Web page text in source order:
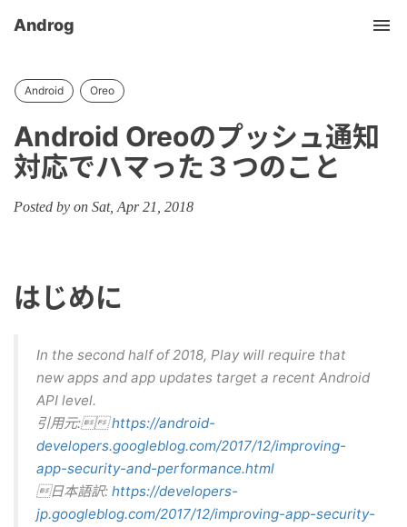
Androg
Android Oreo
Android Oreoのプッシュ通知
対応でハマった３つのこと
Posted by on Sat, Apr 21, 2018
はじめに
In the second half of 2018, Play will require that
new apps and app updates target a recent Android
API level.
引用元: https://android-
developers.googleblog.com/2017/12/improving-
app-security-and-performance.html
日本語訳: https://developers-
jp.googleblog.com/2017/12/improving-app-security-